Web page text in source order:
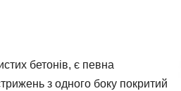
бетонів, є певна
з одного боку покритий